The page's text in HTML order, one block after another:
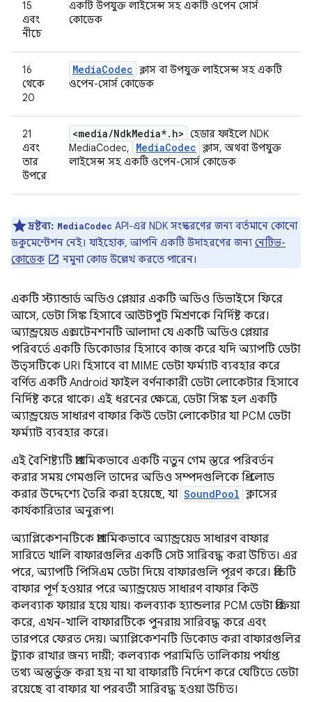
15
এবং
নীচে
একটি উপযুক্ত লাইসেন্স সহ একটি ওপেন সোর্স
কোডেক
16
থেকে
20
MediaCodec ক্লাস বা উপযুক্ত লাইসেন্স সহ একটি
ওপেন-সোর্স কোডেক
21
এবং
তার
উপরে
<media/NdkMedia*. h> হেডার ফাইলে NDK
MediaCodec,
MediaCodec ক্লাস, অথবা উপযুক্ত
লাইসেন্স সহ একটি ওপেন-সোর্স কোডেক
দ্রষ্টব্য: MediaCodec API-এর NDK সংস্করণের জন্য বর্তমানে কোনো
ডকুমেন্টেশন নেই। যাইহোক, আপনি একটি উদাহরণের জন্য নেটিভ-
কোডেক
নমুনা কোড উল্লেখ করতে পারেন।
একটি স্ট্যান্ডার্ড অডিও প্লেয়ার একটি অডিও ডিভাইসে ফিরে
আসে, ডেটা সিঙ্ক হিসাবে আউটপুট মিশ্রণকে নির্দিষ্ট করে।
অ্যান্ড্রয়েড এক্সটেনশনটি আলাদা যে একটি অডিও প্লেয়ার
পরিবর্তে একটি ডিকোডার হিসাবে কাজ করে যদি অ্যাপটি ডেটা
উত্সটিকে URI হিসাবে বা MIME ডেটা ফর্ম্যাট ব্যবহার করে
বর্ণিত একটি Android ফাইল বর্ণনাকারী ডেটা লোকেটার হিসাবে
নির্দিষ্ট করে থাকে। এই ধরনের ক্ষেত্রে, ডেটা সিঙ্ক হল একটি
অ্যান্ড্রয়েড সাধারণ বাফার কিউ ডেটা লোকেটার যা PCM ডেটা
ফর্ম্যাট ব্যবহার করে।
এই বৈশিষ্ট্যটি প্রাথমিকভাবে একটি নতুন গেম স্তরে পরিবর্তন
করার সময় গেমগুলি তাদের অডিও সম্পদগুলিকে প্রি-লোড
করার উদ্দেশ্যে তৈরি করা হয়েছে, যা SoundPool ক্লাসের
কার্যকারিতার অনুরূপ।
অ্যাপ্লিকেশনটিকে প্রাথমিকভাবে অ্যান্ড্রয়েড সাধারণ বাফার
সারিতে খালি বাফারগুলির একটি সেট সারিবদ্ধ করা উচিত। এর
পরে, অ্যাপটি পিসিএম ডেটা দিয়ে বাফারগুলি পূরণ করে। প্রতিটি
বাফার পূর্ণ হওয়ার পরে অ্যান্ড্রয়েড সাধারণ বাফার কিউ
কলব্যাক ফায়ার হয়ে যায়। কলব্যাক হ্যান্ডলার PCM ডেটা প্রক্রিয়া
করে, এখন-খালি বাফারটিকে পুনরায় সারিবদ্ধ করে এবং
তারপরে ফেরত দেয়। অ্যাপ্লিকেশনটি ডিকোড করা বাফারগুলির
ট্র্যাক রাখার জন্য দায়ী; কলব্যাক পরামিতি তালিকায় পর্যাপ্ত
তথ্য অন্তর্ভুক্ত করা হয় না যা বাফারটি নির্দেশ করে যেটিতে ডেটা
রয়েছে বা বাফার যা পরবর্তী সারিবদ্ধ হওয়া উচিত।